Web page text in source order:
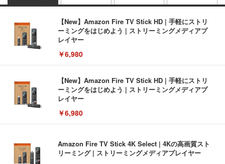
【New】Amazon Fire TV Stick HD | 手軽にストリ
ーミングをはじめよう | ストリーミングメディアプ
レイヤー
￥6,980
【New】Amazon Fire TV Stick HD | 手軽にストリ
ーミングをはじめよう | ストリーミングメディアプ
レイヤー
￥6,980
Amazon Fire TV Stick 4K Select | 4Kの高画質スト
リーミング | ストリーミングメディアプレイヤー